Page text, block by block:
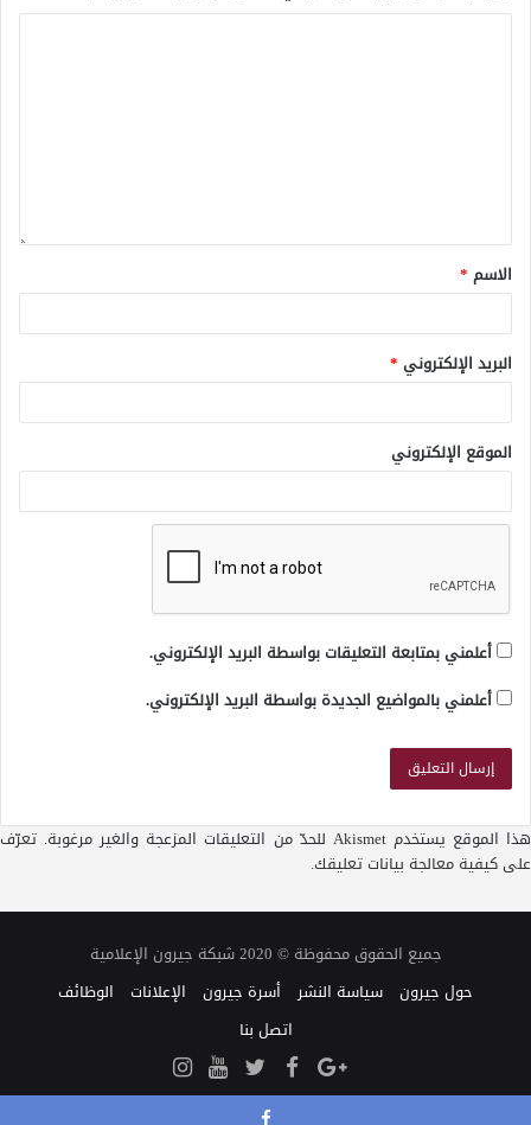
الاسم *
البريد الإلكتروني *
الموقع الإلكتروني
أعلمني بمتابعة التعليقات بواسطة البريد الإلكتروني.
أعلمني بالمواضيع الجديدة بواسطة البريد الإلكتروني.
هذا الموقع يستخدم Akismet للحدّ من التعليقات المزعجة والغير مرغوبة.
تعرّف
على كيفية معالجة بيانات تعليقك.
جميع الحقوق محفوظة © 2020 شبكة جيرون الإعلامية
حول جيرون سياسة النشر أسرة جيرون الإعلانات الوظائف
اتصل بنا